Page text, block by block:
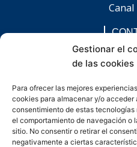
Gestionar el
de las cookies
Para ofrecer las mejores
cookies para almacenar y/o acceder
consentimiento de estas
el comportamiento de navegación o
sitio. No consentir o retirar el
negativamente a ciertas
Presentes en
F
a
c
e
b
o
I
n
s
t
a
g
i